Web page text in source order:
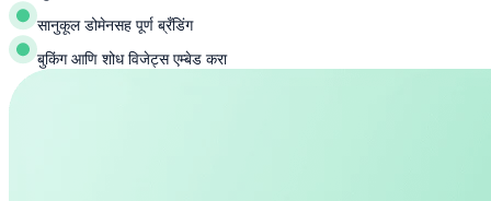
सानुकूल डोमेनसह पूर्ण ब्रँडिंग
बुकिंग आणि शोध विजेट्स एम्बेड करा